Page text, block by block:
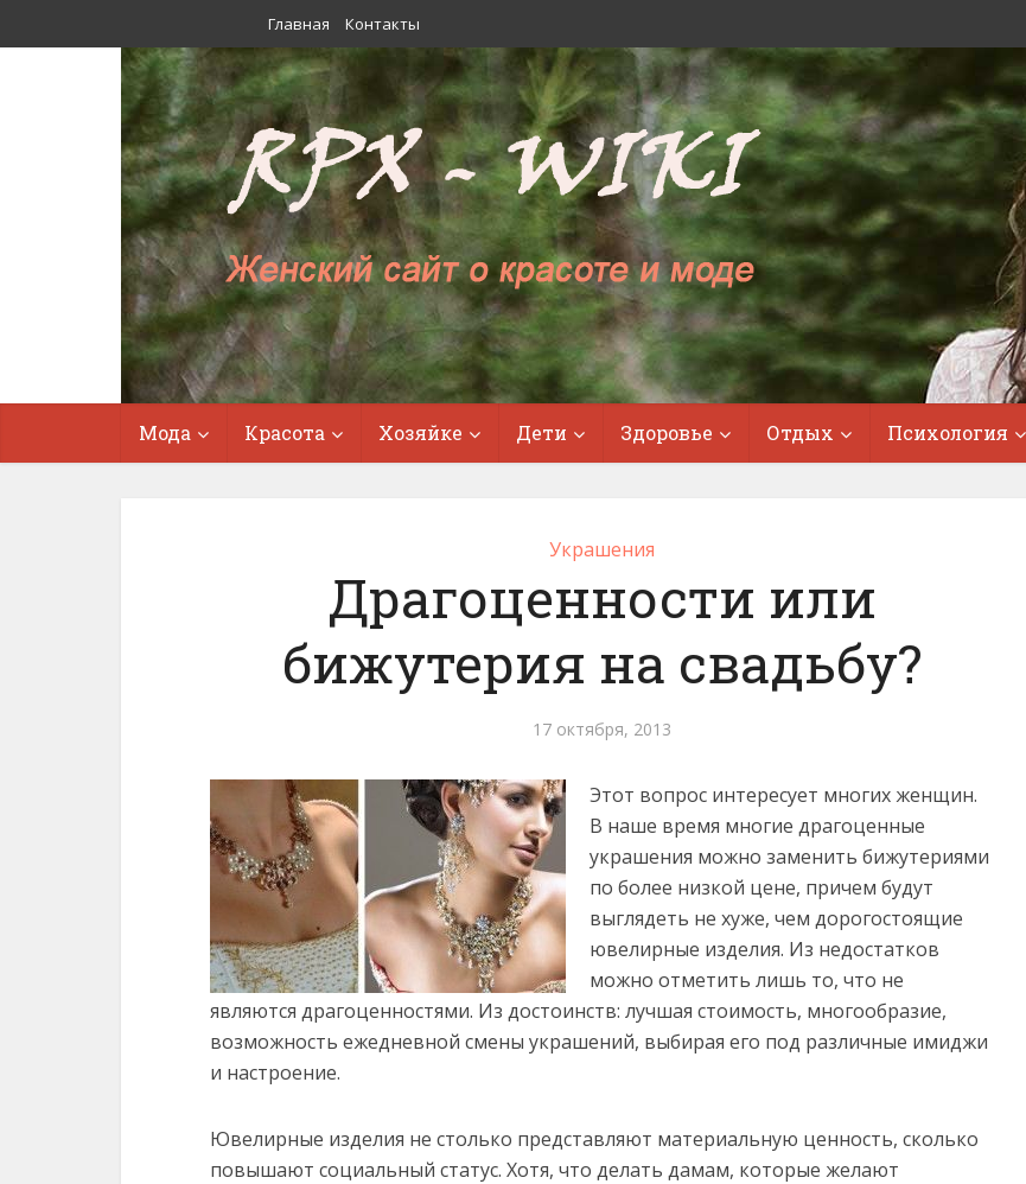
Главная Контакты
Мода Красота Хозяйке Дети Здоровье Отдых Психология
Украшения
Драгоценности или
бижутерия на свадьбу?
17 октября, 2013
Этот вопрос интересует многих женщин.
В наше время многие драгоценные
украшения можно заменить бижутериями
по более низкой цене, причем будут
выглядеть не хуже, чем дорогостоящие
ювелирные изделия. Из недостатков
можно отметить лишь то, что не
являются драгоценностями. Из достоинств: лучшая стоимость, многообразие,
возможность ежедневной смены украшений, выбирая его под различные имиджи
и настроение.
Ювелирные изделия не столько представляют материальную ценность, сколько
повышают социальный статус. Хотя, что делать дамам, которые желают